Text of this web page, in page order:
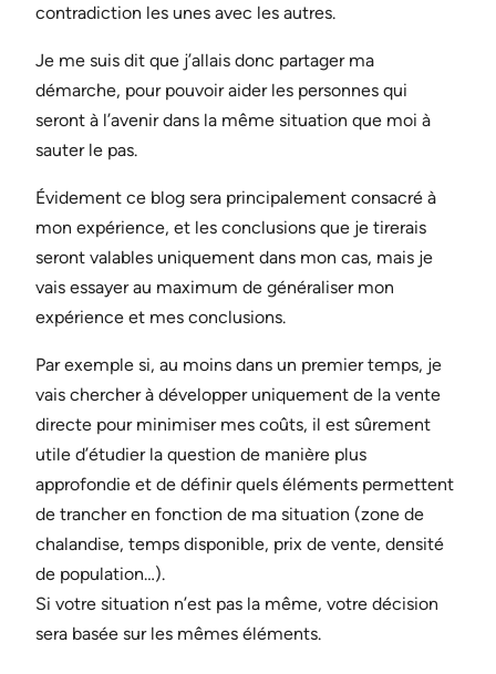
contradiction les unes avec les autres.
Je me suis dit que j’allais donc partager ma
démarche, pour pouvoir aider les personnes qui
seront à l’avenir dans la même situation que moi à
sauter le pas.
Évidement ce blog sera principalement consacré à
mon expérience, et les conclusions que je tirerais
seront valables uniquement dans mon cas, mais je
vais essayer au maximum de généraliser mon
expérience et mes conclusions.
Par exemple si, au moins dans un premier temps, je
vais chercher à développer uniquement de la vente
directe pour minimiser mes coûts, il est sûrement
utile d’étudier la question de manière plus
approfondie et de définir quels éléments permettent
de trancher en fonction de ma situation (zone de
chalandise, temps disponible, prix de vente, densité
de population…).
Si votre situation n’est pas la même, votre décision
sera basée sur les mêmes éléments.